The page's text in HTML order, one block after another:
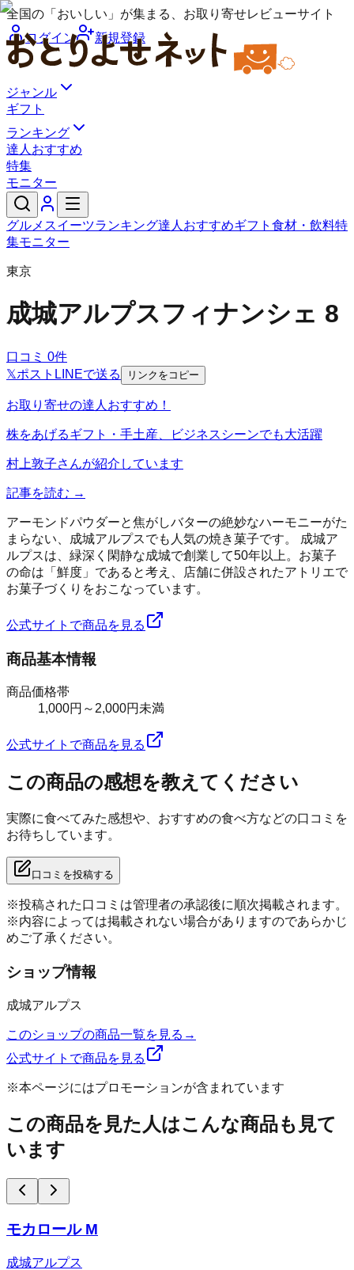
全国の「おいしい」が集まる、お取り寄せレビューサイト
ログイン
新規登録
ジャンル
ギフト
ランキング
達人おすすめ
特集
モニター
グルメ スイーツランキング達人おすすめギフト 食材・飲料特
集モニター
東京
成城アルプスフィナンシェ 8
口コミ 0件
𝕏ポスト LINEで送る リンクをコピー
お取り寄せの達人おすすめ！
株をあげるギフト・手土産、ビジネスシーンでも大活躍
村上敦子さんが紹介しています
記事を読む →
アーモンドパウダーと焦がしバターの絶妙なハーモニーがた
まらない、成城アルプスでも人気の焼き菓子です。 成城ア
ルプスは、緑深く閑静な成城で創業して50年以上。お菓子
の命は「鮮度」であると考え、店舗に併設されたアトリエで
お菓子づくりをおこなっています。
公式サイトで商品を見る
商品基本情報
商品価格帯
1,000円～2,000円未満
公式サイトで商品を見る
この商品の感想を教えてください
実際に食べてみた感想や、おすすめの食べ方などの口コミを
お待ちしています。
口コミを投稿する
※投稿された口コミは管理者の承認後に順次掲載されます。
※内容によっては掲載されない場合がありますのであらかじ
めご了承ください。
ショップ情報
成城アルプス
このショップの商品一覧を見る →
公式サイトで商品を見る
※本ページにはプロモーションが含まれています
この商品を見た人はこんな商品も見て
います
モカロール M
成城アルプス